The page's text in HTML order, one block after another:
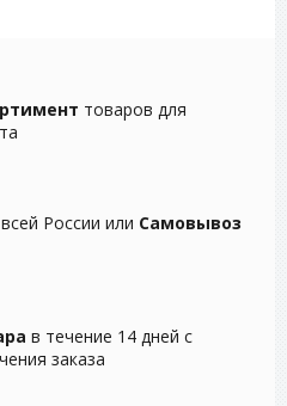
товаров для
России или Самовывоз
в течение 14 дней с
заказа